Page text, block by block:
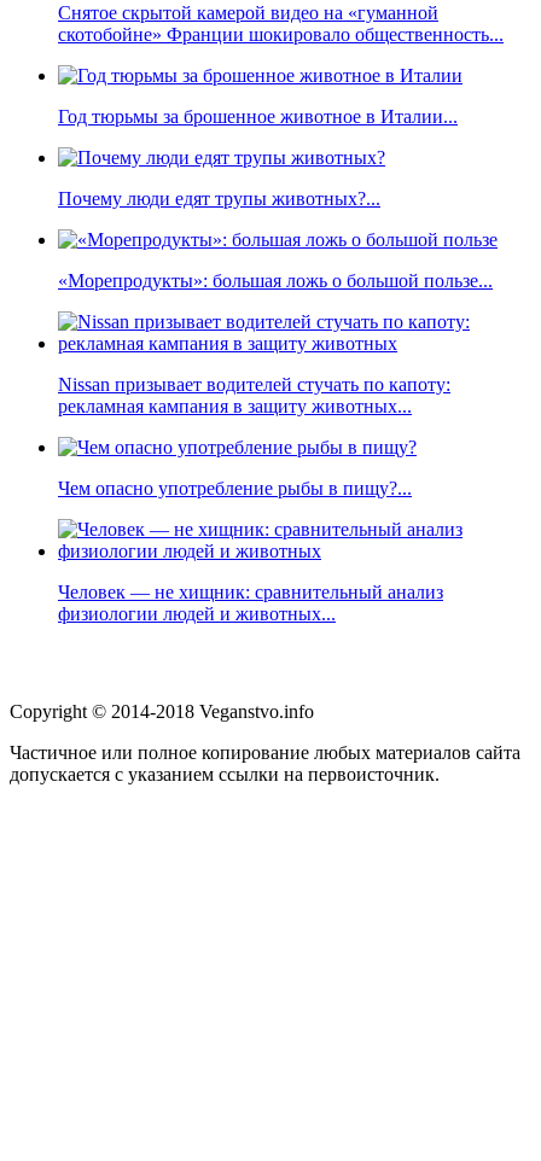
Снятое скрытой камерой видео на «гуманной
скотобойне» Франции шокировало общественность...
Год тюрьмы за брошенное животное в Италии...
Почему люди едят трупы животных?...
«Морепродукты»: большая ложь о большой пользе...
Nissan призывает водителей стучать по капоту:
рекламная кампания в защиту животных...
Чем опасно употребление рыбы в пищу?...
Человек — не хищник: сравнительный анализ
физиологии людей и животных...
Copyright © 2014-2018 Veganstvo.info
Частичное или полное копирование любых материалов сайта
допускается с указанием ссылки на первоисточник.